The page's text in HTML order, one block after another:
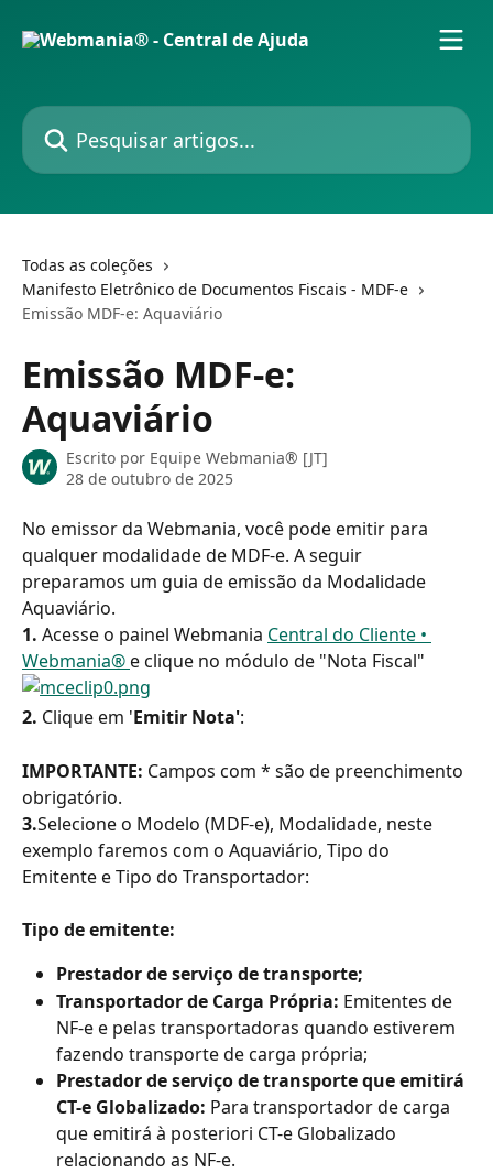
Pesquisar artigos...
Todas as coleções
Manifesto Eletrônico de Documentos Fiscais - MDF-e
Emissão MDF-e: Aquaviário
Emissão MDF-e:
Aquaviário
Escrito por Equipe Webmania® [JT]
28 de outubro de 2025
No emissor da Webmania, você pode emitir para
qualquer modalidade de MDF-e. A seguir
preparamos um guia de emissão da Modalidade
Aquaviário.
1. Acesse o painel Webmania Central do Cliente •
Webmania® e clique no módulo de "Nota Fiscal"
2. Clique em 'Emitir Nota':
IMPORTANTE: Campos com * são de preenchimento
obrigatório.
3.Selecione o Modelo (MDF-e), Modalidade, neste
exemplo faremos com o Aquaviário, Tipo do
Emitente e Tipo do Transportador:
Tipo de emitente:
Prestador de serviço de transporte;
Transportador de Carga Própria: Emitentes de
NF-e e pelas transportadoras quando estiverem
fazendo transporte de carga própria;
Prestador de serviço de transporte que emitirá
CT-e Globalizado: Para transportador de carga
que emitirá à posteriori CT-e Globalizado
relacionando as NF-e.